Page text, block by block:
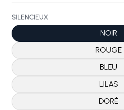
SILENCIEUX
NOIR
ROUGE
BLEU
LILAS
DORÉ